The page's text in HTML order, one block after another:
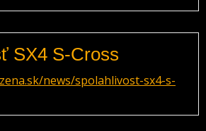
SX4 S-Cross
news/spolahlivost-sx4-s-